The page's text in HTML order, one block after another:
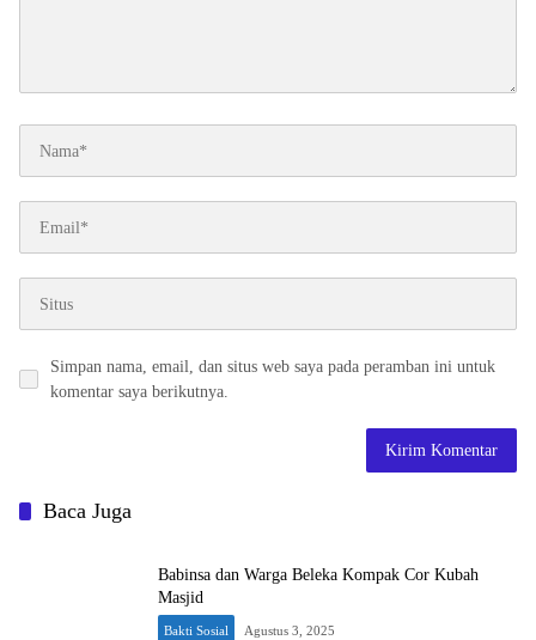
Simpan nama, email, dan situs web saya pada peramban ini untuk
komentar saya berikutnya.
Baca Juga
Babinsa dan Warga Beleka Kompak Cor Kubah
Masjid
Bakti Sosial Agustus 3, 2025